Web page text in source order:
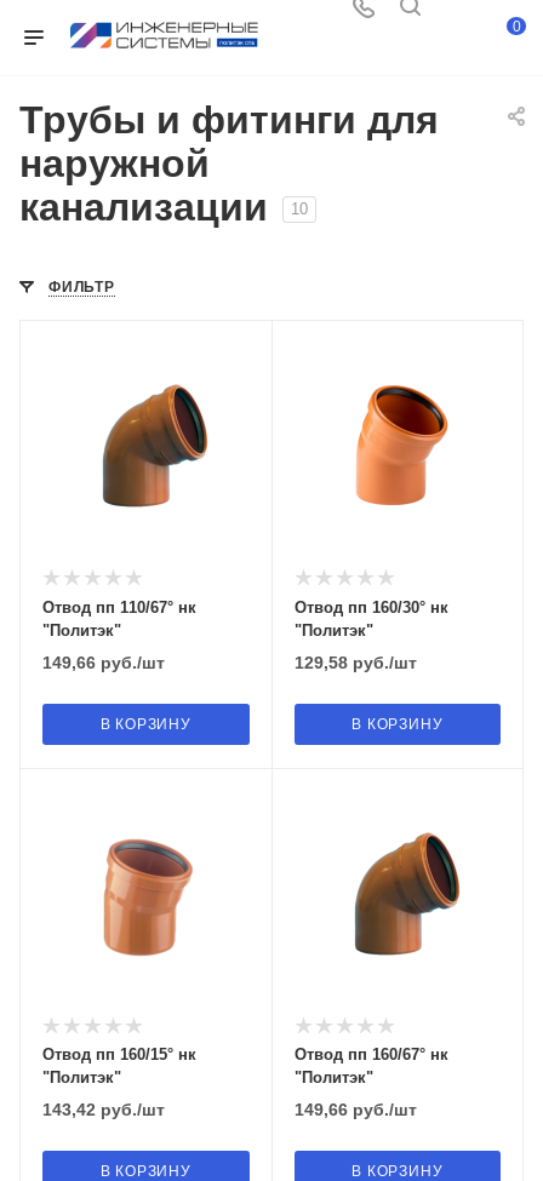
0
Трубы и фитинги для
наружной
канализации
10
ФИЛЬТР
Отвод пп 110/67° нк
"Политэк"
149,66 руб./шт
В КОРЗИНУ
Отвод пп 160/30° нк
"Политэк"
129,58руб./шт
В КОРЗИНУ
Отвод пп 160/15° нк
"Политэк"
143,42 руб./шт
В КОРЗИНУ
Отвод пп 160/67° нк
"Политэк"
149,66руб./шт
В КОРЗИНУ